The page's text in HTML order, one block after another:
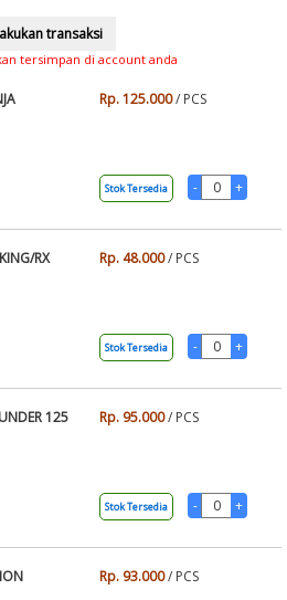
tersimpan di account anda
Rp. 125.000/ PCS
Stok Tersedia
RX
Rp. 48.000/ PCS
Stok Tersedia
125
Rp. 95.000/ PCS
Stok Tersedia
Rp. 93.000/ PCS